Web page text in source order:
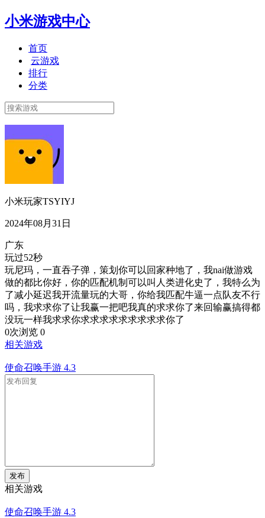
小米游戏中心
首页
云游戏
排行
分类
小米玩家TSYIYJ
2024年08月31日
广东
玩过52秒
玩尼玛，一直吞子弹，策划你可以回家种地了，我nai做游戏
做的都比你好，你的匹配机制可以叫人类进化史了，我特么为
了减小延迟我开流量玩的大哥，你给我匹配牛逼一点队友不行
吗，我求求你了让我赢一把吧我真的求求你了来回输赢搞得都
没玩一样我求求你求求求求求求求求求你了
0次浏览 0
相关游戏
使命召唤手游 4.3
发布
相关游戏
使命召唤手游 4.3